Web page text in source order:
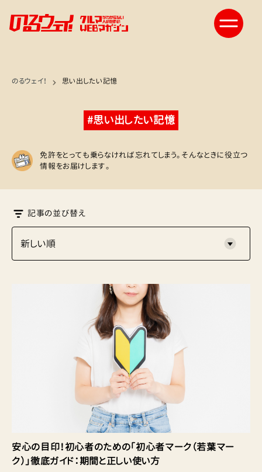
のるウェイ！ 思い出したい記憶
#思い出したい記憶
免許をとっても乗らなければ忘れてしまう。そんなときに役立つ
情報をお届けします。
記事の並び替え
安心の目印！初心者のための「初心者マーク（若葉マー
ク）」徹底ガイド：期間と正しい使い方